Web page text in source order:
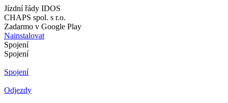
Jízdní řády IDOS
CHAPS spol. s r.o.
Zadarmo v Google Play
Nainstalovat
Spojení
Spojení
Spojení
Odjezdy